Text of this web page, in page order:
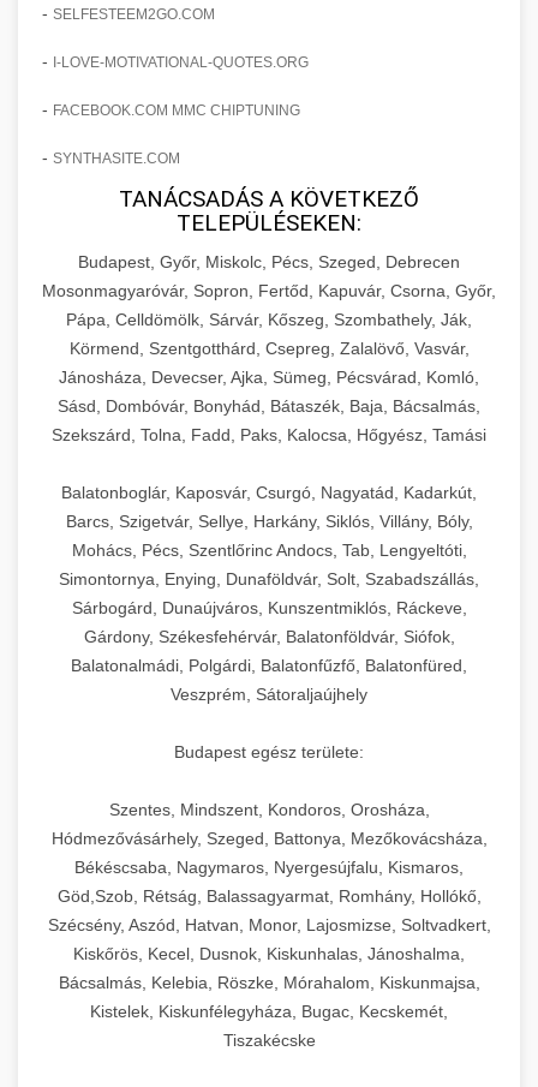
amelyek valós eredményeket hoznak.
szonyegtisztito.net
marketing stratégiai tervrajz
útjáról, bemutatva az utat a küzdő praxistól a
virágzó vállalkozásig 150%-os növekedéssel.
klinika átalakulási történet
Érdeklődés 150%-os Fokozása
Technikák és módszerek a páciensek
érdeklődésének és elkötelezettségének drámai
növeléséhez. Egy 150%-os fellendülési
esettanulmány gyakorlati betekintésekkel.
weboldal-keszites.co
elkötelezettség erősítési módszerek
🎮 19. AI Google Ads és Meta
Kampány Kezelés
Fejlett AI-alapú Google Ads és Meta hirdetési
kampánykezelés. Optimalizálja hirdetési
költségvetését gépi tanulással és
automatizálással.
aikampany.hu AI hirdetési automatizálás
🍞 20. Ipari Dagasztógép +
Professzionális ipari dagasztógépek és
tésztakeverő gépek pékségek és kereskedelmi
konyhák számára. Masszív konstrukció
megbízható teljesítményhez.
chef-iparikonyhagepek.hu
kereskedelmi tésztakeverő
🔪 21. Ipari Szeletelőgép +
Ipari hús- és sajtszeletelő gépek professzionális
élelmiszer-előkészítéshez. Precíziós vágás
állítható vastagság beállítással.
chef-iparikonyhagepek.hu
professzionális élelmiszer szeletelő
📦 22. Vákuumozó Gép +
Kereskedelmi vákuumcsomagoló berendezések
élelmiszerek tartósításához. Hosszabbítsa a
szavatossági időt és tartsa meg a termék
frissességét.
🎁 23. Vákuumfóliázó Gép +
Ipari vákuumfóliázó gépek professzionális
Hatékony lezárási és tartósítási megoldások.
chef-iparikonyhagepek.hu
kereskedelmi csomagoló gép
professzionális konyhák számára. Nagy
kapacitású sütő- és főzőberendezés precíz
hőmérséklet-szabályozással.
chef-iparikonyhagepek.hu
kereskedelmi sütősütő
❄️ 25. Ipari Hűtőszekrény +
Professzionális hűtőegységek és hűtőkamrák
kereskedelmi konyhák számára.
Energiahatékony hűtési megoldások nagy
kapacitással.
chef-iparikonyhagepek.hu
💧 26. Ipari Mosogatógép +
Kereskedelmi mosogatóberendezések nagy
forgalmú éttermi műveletekhez. Gyors tisztítási
ciklusok fertőtlenítési képességekkel.
🧀 27. Ipari Sajtreszelő Gép +
- SELFESTEEM2GO.COM
- I-LOVE-MOTIVATIONAL-QUOTES.ORG
- FACEBOOK.COM MMC CHIPTUNING
- SYNTHASITE.COM
TANÁCSADÁS A KÖVETKEZŐ
TELEPÜLÉSEKEN:
Budapest, Győr, Miskolc, Pécs, Szeged, Debrecen
Mosonmagyaróvár, Sopron, Fertőd, Kapuvár, Csorna, Győr,
Pápa, Celldömölk, Sárvár, Kőszeg, Szombathely, Ják,
Körmend, Szentgotthárd, Csepreg, Zalalövő, Vasvár,
Jánosháza, Devecser, Ajka, Sümeg, Pécsvárad, Komló,
Sásd, Dombóvár, Bonyhád, Bátaszék, Baja, Bácsalmás,
Szekszárd, Tolna, Fadd, Paks, Kalocsa, Hőgyész, Tamási
Balatonboglár, Kaposvár, Csurgó, Nagyatád, Kadarkút,
Barcs, Szigetvár, Sellye, Harkány, Siklós, Villány, Bóly,
Mohács, Pécs, Szentlőrinc Andocs, Tab, Lengyeltóti,
Simontornya, Enying, Dunaföldvár, Solt, Szabadszállás,
Sárbogárd, Dunaújváros, Kunszentmiklós, Ráckeve,
Gárdony, Székesfehérvár, Balatonföldvár, Siófok,
Balatonalmádi, Polgárdi, Balatonfűzfő, Balatonfüred,
Veszprém, Sátoraljaújhely
Budapest egész területe:
Szentes, Mindszent, Kondoros, Orosháza,
Hódmezővásárhely, Szeged, Battonya, Mezőkovácsháza,
Békéscsaba, Nagymaros, Nyergesújfalu, Kismaros,
Göd,Szob, Rétság, Balassagyarmat, Romhány, Hollókő,
Szécsény, Aszód, Hatvan, Monor, Lajosmizse, Soltvadkert,
Kiskőrös, Kecel, Dusnok, Kiskunhalas, Jánoshalma,
Bácsalmás, Kelebia, Röszke, Mórahalom, Kiskunmajsa,
Kistelek, Kiskunfélegyháza, Bugac, Kecskemét,
Tiszakécske